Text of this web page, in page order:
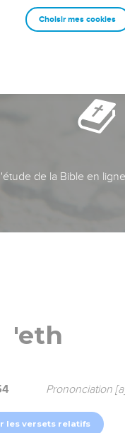
de la Bible en
'eth
Prononciation
les versets relatifs
Choisir mes cookies